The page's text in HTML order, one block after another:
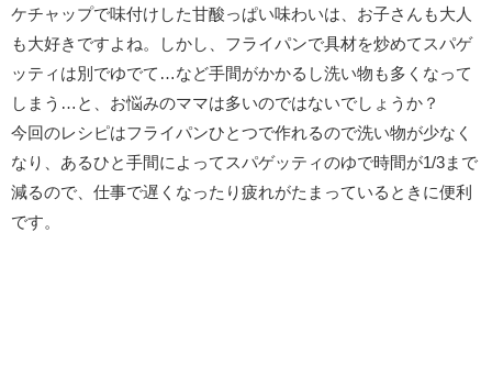
ケチャップで味付けした甘酸っぱい味わいは、お子さんも大人
も大好きですよね。しかし、フライパンで具材を炒めてスパゲ
ッティは別でゆでて…など手間がかかるし洗い物も多くなって
しまう…と、お悩みのママは多いのではないでしょうか？
今回のレシピはフライパンひとつで作れるので洗い物が少なく
なり、あるひと手間によってスパゲッティのゆで時間が1/3まで
減るので、仕事で遅くなったり疲れがたまっているときに便利
です。